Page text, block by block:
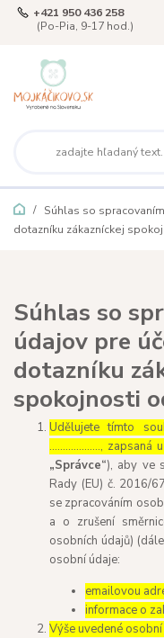
+421 950 436 258
(Po-Pia, 9-17 hod.)
Súhlas so
dotazníku zákazníckej
Súhlas so
údajov pre
dotazníku
spokojnosti
Udělujete tímto
………………., zapsaná
„Správce“), aby ve
Rady (EU) č. 2016/
se zpracováním
a o zrušení
osobních údajů)
osobní údaje:
emailovou
informace o
Výše uvedené